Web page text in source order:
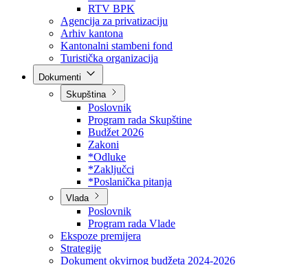
Direkcija za šumarstvo
Javna preduzeća
BPK šume
RTV BPK
Agencija za privatizaciju
Arhiv kantona
Kantonalni stambeni fond
Turistička organizacija
Skupština
Poslovnik
Program rada Skupštine
Budžet 2026
Zakoni
*Odluke
*Zaključci
*Poslanička pitanja
Vlada
Poslovnik
Program rada Vlade